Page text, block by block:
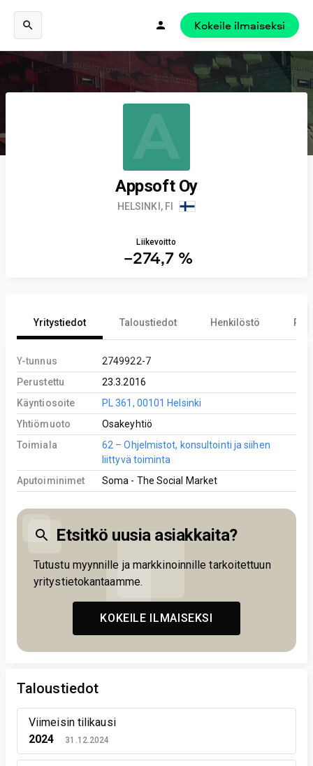
Kokeile ilmaiseksi
A
Appsoft Oy
HELSINKI, FI
Liikevoitto
−274,7 %
Yritystiedot Taloustiedot Henkilöstö
Y-tunnus
2749922-7
Perustettu
23.3.2016
Käyntiosoite
PL 361, 00101 Helsinki
Yhtiömuoto
Osakeyhtiö
Toimiala
62 – Ohjelmistot, konsultointi ja siihen
liittyvä toiminta
Aputoiminimet
Soma - The Social Market
Etsitkö uusia asiakkaita?
Tutustu myynnille ja markkinoinnille tarkoitettuun
yritystietokantaamme.
KOKEILE ILMAISEKSI
Taloustiedot
Viimeisin tilikausi
2024
31.12.2024